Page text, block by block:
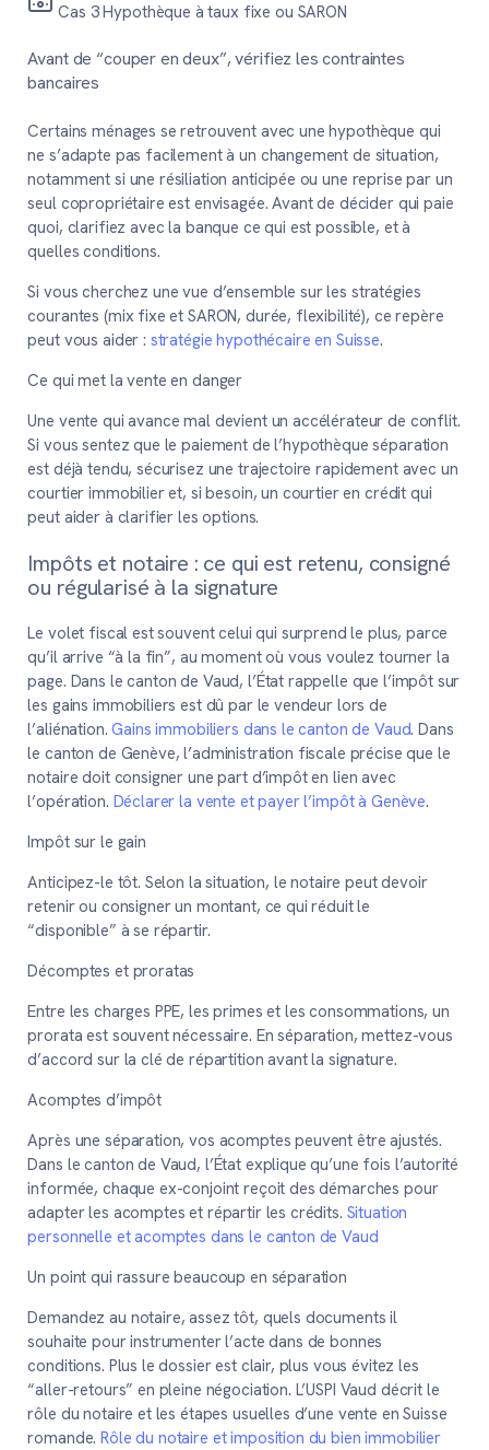
Cas 3Hypothèque à taux fixe ou SARON
Avant de “couper en deux”, vérifiez les contraintes
bancaires
Certains ménages se retrouvent avec une hypothèque qui
ne s’adapte pas facilement à un changement de situation,
notamment si une résiliation anticipée ou une reprise par un
seul copropriétaire est envisagée. Avant de décider qui paie
quoi, clarifiez avec la banque ce qui est possible, et à
quelles conditions.
Si vous cherchez une vue d’ensemble sur les stratégies
courantes (mix fixe et SARON, durée, flexibilité), ce repère
peut vous aider : stratégie hypothécaire en Suisse.
Ce qui met la vente en danger
Une vente qui avance mal devient un accélérateur de conflit.
Si vous sentez que le paiement de l’hypothèque séparation
est déjà tendu, sécurisez une trajectoire rapidement avec un
courtier immobilier et, si besoin, un courtier en crédit qui
peut aider à clarifier les options.
Impôts et notaire : ce qui est retenu, consigné
ou régularisé à la signature
Le volet fiscal est souvent celui qui surprend le plus, parce
qu’il arrive “à la fin”, au moment où vous voulez tourner la
page. Dans le canton de Vaud, l’État rappelle que l’impôt sur
les gains immobiliers est dû par le vendeur lors de
l’aliénation.Gains immobiliers dans le canton de Vaud. Dans
le canton de Genève, l’administration fiscale précise que le
notaire doit consigner une part d’impôt en lien avec
l’opération. Déclarer la vente et payer l’impôt à Genève.
Impôt sur le gain
Anticipez-le tôt. Selon la situation, le notaire peut devoir
retenir ou consigner un montant, ce qui réduit le
“disponible” à se répartir.
Décomptes et proratas
Entre les charges PPE, les primes et les consommations, un
prorata est souvent nécessaire. En séparation, mettez-vous
d’accord sur la clé de répartition avant la signature.
Acomptes d’impôt
Après une séparation, vos acomptes peuvent être ajustés.
Dans le canton de Vaud, l’État explique qu’une fois l’autorité
informée, chaque ex-conjoint reçoit des démarches pour
adapter les acomptes et répartir les crédits. Situation
personnelle et acomptes dans le canton de Vaud
Un point qui rassure beaucoup en séparation
Demandez au notaire, assez tôt, quels documents il
souhaite pour instrumenter l’acte dans de bonnes
conditions. Plus le dossier est clair, plus vous évitez les
“aller-retours” en pleine négociation. L’USPI Vaud décrit le
rôle du notaire et les étapes usuelles d’une vente en Suisse
romande.Rôle du notaire et imposition du bien immobilier